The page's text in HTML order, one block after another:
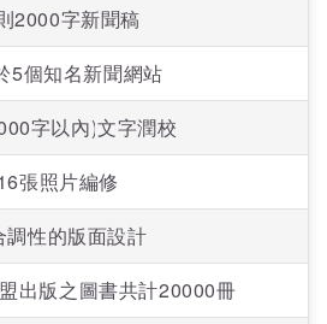
2000字新聞稿
5個知名新聞網站
字以內)文字潤校
張照片編修
調性的版面設計
出版之圖書共計20000冊